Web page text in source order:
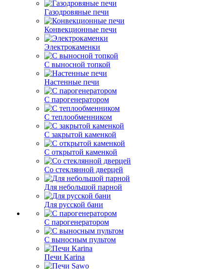
Газодровяные печи
Конвекционные печи
Электрокаменки
С выносной топкой
Настенные печи
С парогенератором
С теплообменником
С закрытой каменкой
С открытой каменкой
Со стеклянной дверцей
Для небольшой парной
Для русской бани
С парогенератором
С выносным пультом
Печи Karina